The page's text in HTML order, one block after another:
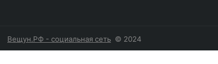
Вещун.РФ - социальная сеть © 2024